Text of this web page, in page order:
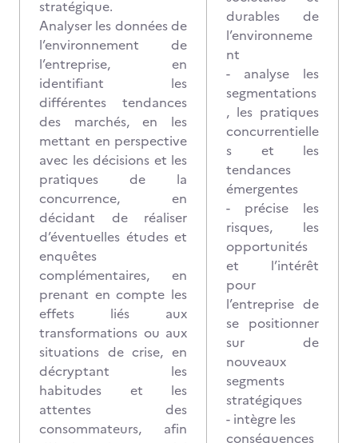
stratégique.
Analyser les données de
l’environnement de
l’entreprise, en
identifiant les
différentes tendances
des marchés, en les
mettant en perspective
avec les décisions et les
pratiques de la
concurrence, en
décidant de réaliser
d’éventuelles études et
enquêtes
complémentaires, en
prenant en compte les
effets liés aux
transformations ou aux
situations de crise, en
décryptant les
habitudes et les
attentes des
consommateurs, afin
durables de
l’environneme
nt
- analyse les
segmentations
, les pratiques
concurrentielle
s et les
tendances
émergentes
- précise les
risques, les
opportunités
et l’intérêt
pour
l’entreprise de
se positionner
sur de
nouveaux
segments
stratégiques
- intègre les
conséquences